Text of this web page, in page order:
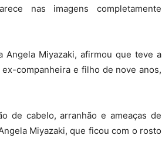
nas imagens completamente
Miyazaki, afirmou que teve a
companheira e filho de nove anos,
de cabelo, arranhão e ameaças de
Miyazaki, que ficou com o rosto